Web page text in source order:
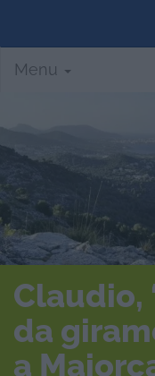
Menu
Claudio,
da
a